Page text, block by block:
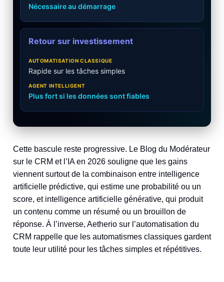
Nécessaire au démarrage
Retour sur investissement
Rapide sur les tâches simples
Plus fort si les données sont fiables
Cette bascule reste progressive. Le Blog du Modérateur
sur le CRM et l’IA en 2026 souligne que les gains
viennent surtout de la combinaison entre intelligence
artificielle prédictive, qui estime une probabilité ou un
score, et intelligence artificielle générative, qui produit
un contenu comme un résumé ou un brouillon de
réponse. À l’inverse, Aetherio sur l’automatisation du
CRM rappelle que les automatismes classiques gardent
toute leur utilité pour les tâches simples et répétitives.